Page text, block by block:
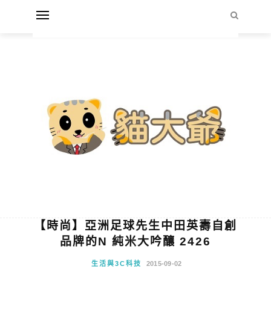
【時尚】亞洲足球先生中田英壽自創
品牌的N 純米大吟釀 2426
生活與3C科技 2015-09-02